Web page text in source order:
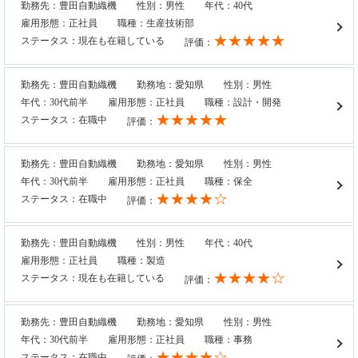
勤務先：豊田自動織機 性別：男性
年代：40代
雇用形態：正社員
職種：生産技術部
ステータス：現在も在籍している
評価： ★★★★★
勤務先：豊田自動織機 勤務地：愛知県
性別：男性
年代：30代前半
雇用形態：正社員
職種：設計・開発
ステータス：在職中
評価： ★★★★★
勤務先：豊田自動織機 勤務地：愛知県
性別：男性
年代：30代前半
雇用形態：正社員
職種：保全
ステータス：在職中
評価： ★★★★☆
勤務先：豊田自動織機 性別：男性
年代：40代
雇用形態：正社員
職種：製造
ステータス：現在も在籍している
評価： ★★★★☆
勤務先：豊田自動織機 勤務地：愛知県
性別：男性
年代：30代前半
雇用形態：正社員
職種：事務